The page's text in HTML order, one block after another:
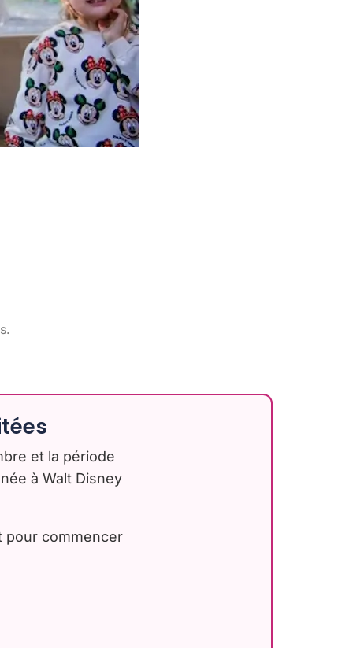
et la période
à Walt Disney
pour commencer